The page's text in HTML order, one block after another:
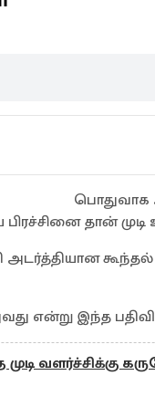
தான் முடி
கூந்தல்
என்று இந்த
வளர்ச்சிக்கு